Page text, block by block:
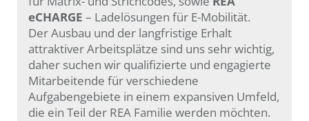
eCHARGE – Ladelösungen für E-Mobilität.
Der Ausbau und der langfristige Erhalt
attraktiver Arbeitsplätze sind uns sehr wichtig,
daher suchen wir qualifizierte und engagierte
Mitarbeitende für verschiedene
Aufgabengebiete in einem expansiven Umfeld,
die ein Teil der REA Familie werden möchten.